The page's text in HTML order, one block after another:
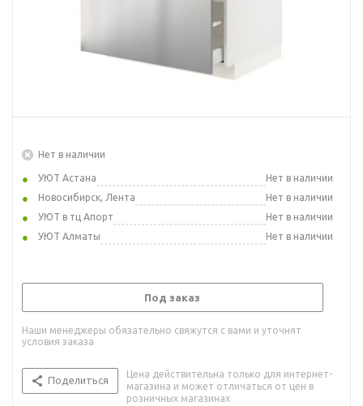
Нет в наличии
УЮТ Астана
Нет в наличии
Новосибирск, Лента
Нет в наличии
УЮТ в тц Апорт
Нет в наличии
УЮТ Алматы
Нет в наличии
Под заказ
Наши менеджеры обязательно свяжутся с вами и уточнят
условия заказа
Поделиться
Цена действительна только для интернет-
магазина и может отличаться от цен в
розничных магазинах